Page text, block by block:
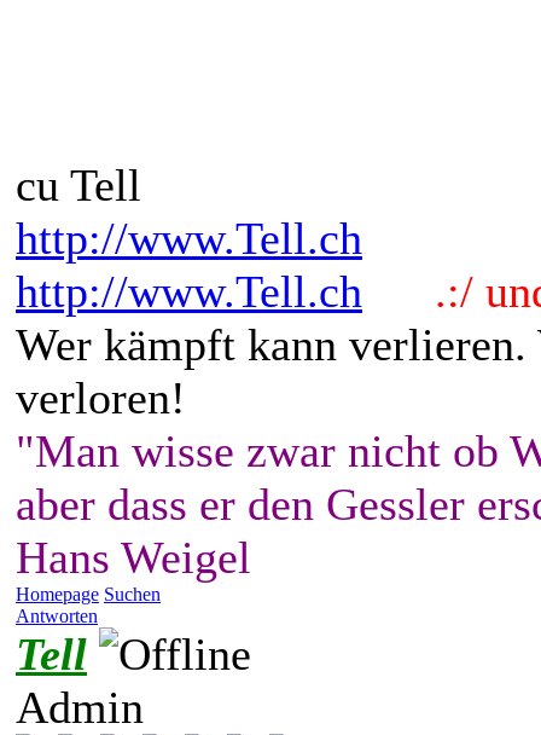
cu Tell
http://www.Tell.ch
http://www.Tell.ch
.:/
Wer kämpft kann
verloren!
"Man wisse zwar nicht ob
aber dass er den Gessler
Hans Weigel
Homepage Suchen
Antworten
Tell
Admin